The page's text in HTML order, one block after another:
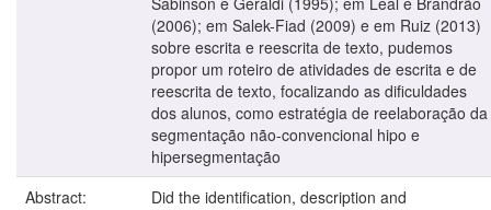
(2006); em Salek-Fiad (2009) e em Ruiz (2013)
sobre escrita e reescrita de texto, pudemos
propor um roteiro de atividades de escrita e de
reescrita de texto, focalizando as dificuldades
dos alunos, como estratégia de reelaboração da
segmentação não-convencional hipo e
hipersegmentação
Abstract:
Did the identification, description and